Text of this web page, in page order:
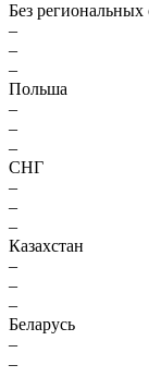
Без
–
–
–
Польша
–
–
–
СНГ
–
–
–
Казахстан
–
–
–
Беларусь
–
–